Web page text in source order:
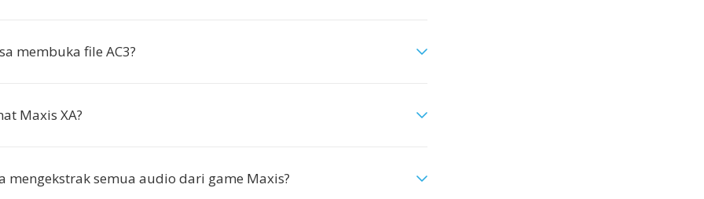
membuka file AC3?
Maxis XA?
mengekstrak semua audio dari game Maxis?